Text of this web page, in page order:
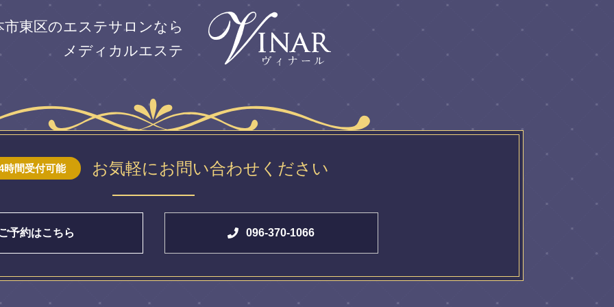
市東区のエステサロンなら
メディカルエステ
時間受付可能 お気軽にお問い合わせください
予約はこちら 096-370-1066